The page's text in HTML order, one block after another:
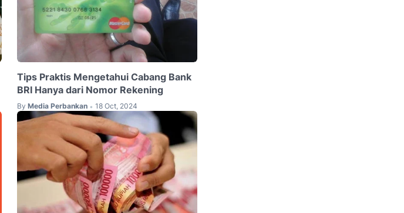
Tips Praktis Mengetahui Cabang Bank
BRI Hanya dari Nomor Rekening
By Media Perbankan • 18 Oct, 2024